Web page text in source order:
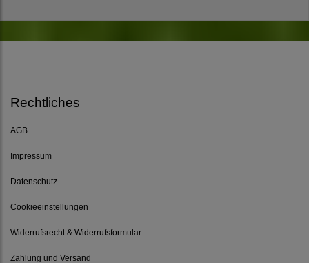
Rechtliches
AGB
Impressum
Datenschutz
Cookieeinstellungen
Widerrufsrecht & Widerrufsformular
Zahlung und Versand